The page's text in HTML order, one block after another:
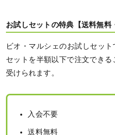
お試しセットの特典【送料無料
ビオ・マルシェのお試しセッ
セットを半額以下で注文でき
受けられます。
入会不要
送料無料